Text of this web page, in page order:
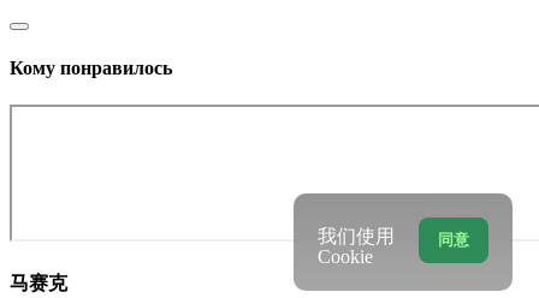
Кому понравилось
马赛克
同意
我们使用
Cookie